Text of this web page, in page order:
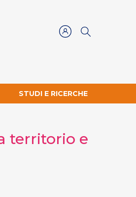
STUDI E RICERCHE
territorio e